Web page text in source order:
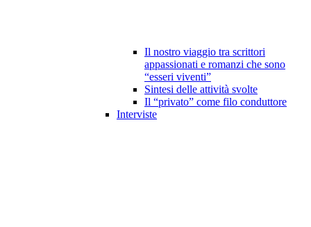
Il nostro viaggio tra scrittori
appassionati e romanzi che sono
“esseri viventi”
Sintesi delle attività svolte
Il “privato” come filo conduttore
Interviste